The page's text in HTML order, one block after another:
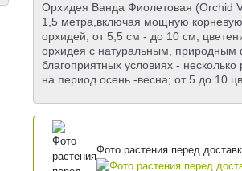
Орхидея Ванда Фиолетовая (Orchid
1,5 метра,включая мощную
орхидей, от 5,5 см - до 10 см,
орхидея с натуральным,
благоприятных условиях -
на период осень -весна; от 5 до 10
Фото растения перед